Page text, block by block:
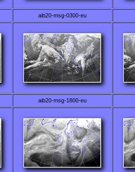
aib20-msg-0300-eu
aib20-msg-1800-eu